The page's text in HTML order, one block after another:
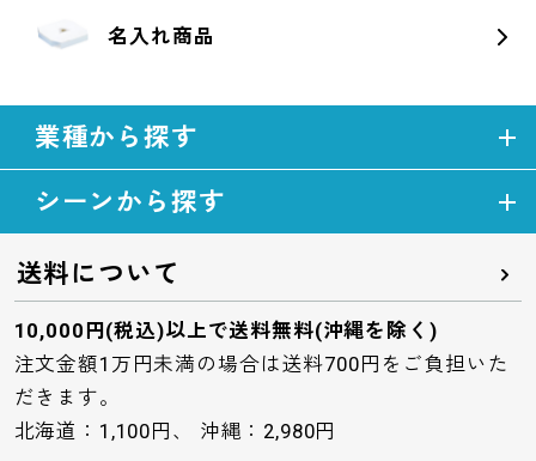
名入れ商品
業種から探す
シーンから探す
送料について
10,000円(税込)以上で送料無料(沖縄を除く)
注文金額1万円未満の場合は送料700円をご負担いた
だきます。
北海道：1,100円、 沖縄：2,980円